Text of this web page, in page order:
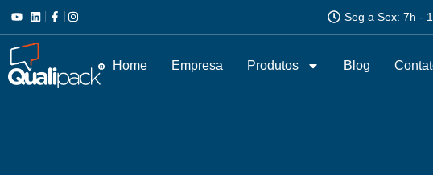
Seg a Sex: 7h -
Home Empresa Produtos Blog